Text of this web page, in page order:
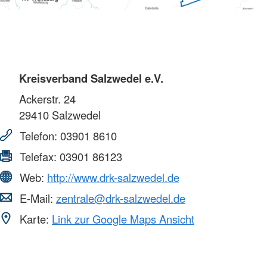
Kreisverband Salzwedel e.V.
Ackerstr. 24
29410 Salzwedel
Telefon: 03901 8610
Telefax: 03901 86123
Web: http://www.drk-salzwedel.de
E-Mail: zentrale@drk-salzwedel.de
Karte: Link zur Google Maps Ansicht